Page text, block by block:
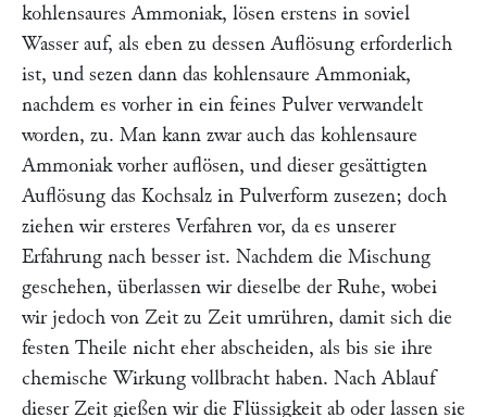
kohlensaures Ammoniak, lösen erstens in soviel
Wasser auf, als eben zu dessen Auflösung erforderlich
ist, und sezen dann das kohlensaure Ammoniak,
nachdem es vorher in ein feines Pulver verwandelt
worden, zu. Man kann zwar auch das kohlensaure
Ammoniak vorher auflösen, und dieser gesättigten
Auflösung das Kochsalz in Pulverform zusezen; doch
ziehen wir ersteres Verfahren vor, da es unserer
Erfahrung nach besser ist. Nachdem die Mischung
geschehen, überlassen wir dieselbe der Ruhe, wobei
wir jedoch von Zeit zu Zeit umrühren, damit sich die
festen Theile nicht eher abscheiden, als bis sie ihre
chemische Wirkung vollbracht haben. Nach Ablauf
dieser Zeit gießen wir die Flüssigkeit ab oder lassen sie